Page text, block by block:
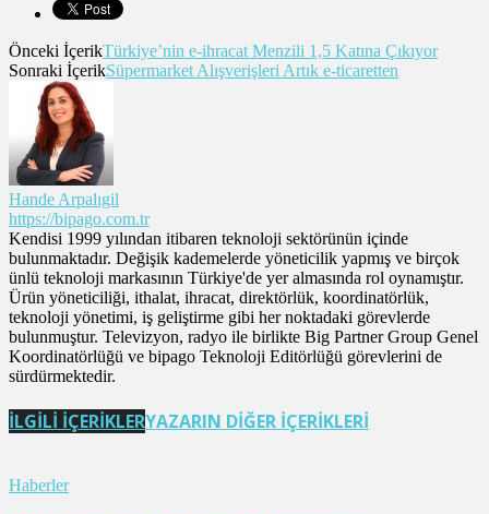
Önceki İçerikTürkiye’nin e-ihracat Menzili 1,5 Katına Çıkıyor
Sonraki İçerikSüpermarket Alışverişleri Artık e-ticaretten
Hande Arpalıgil
https://bipago.com.tr
Kendisi 1999 yılından itibaren teknoloji sektörünün içinde
bulunmaktadır. Değişik kademelerde yöneticilik yapmış ve birçok
ünlü teknoloji markasının Türkiye'de yer almasında rol oynamıştır.
Ürün yöneticiliği, ithalat, ihracat, direktörlük, koordinatörlük,
teknoloji yönetimi, iş geliştirme gibi her noktadaki görevlerde
bulunmuştur. Televizyon, radyo ile birlikte Big Partner Group Genel
Koordinatörlüğü ve bipago Teknoloji Editörlüğü görevlerini de
sürdürmektedir.
İLGİLİ İÇERİKLERYAZARIN DİĞER İÇERİKLERİ
Haberler